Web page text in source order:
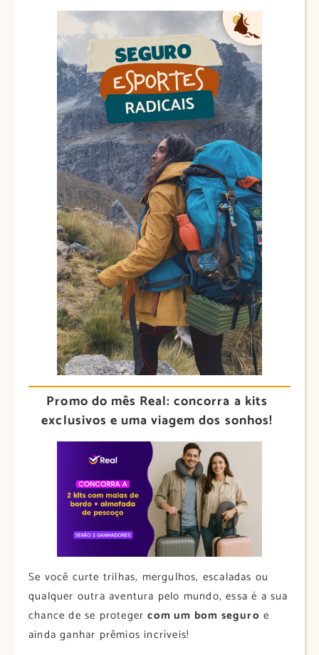
Promo do mês Real: concorra a kits
exclusivos e uma viagem dos sonhos!
Se você curte trilhas, mergulhos, escaladas ou
qualquer outra aventura pelo mundo, essa é a sua
chance de se protegercom um bom seguro e
ainda ganhar prêmios incríveis!